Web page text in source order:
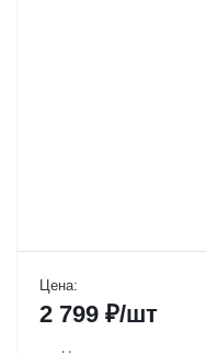
Цена:
2 799 ₽/шт